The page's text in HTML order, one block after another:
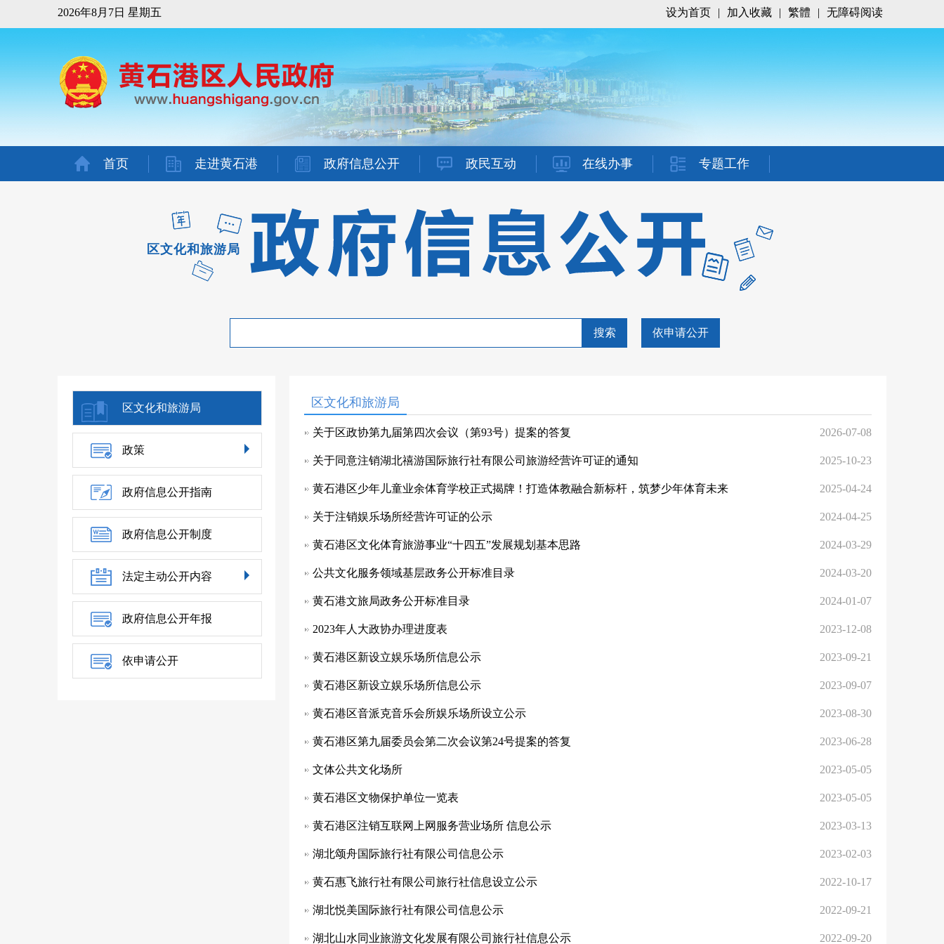
2026年8月7日 星期五 设为首页 | 加入收藏 | 繁體 | 无障碍阅读
首页 走进黄石港 政府信息公开 政民互动 在线办事 专题工作
区文化和旅游局
搜索 依申请公开
区文化和旅游局
政策
政府信息公开指南
政府信息公开制度
法定主动公开内容
政府信息公开年报
依申请公开
区文化和旅游局
关于区政协第九届第四次会议（第93号）提案的答复 2026-07-08
关于同意注销湖北禧游国际旅行社有限公司旅游经营许可证的通知 2025-10-23
黄石港区少年儿童业余体育学校正式揭牌！打造体教融合新标杆，筑梦少年体育未来 2025-04-24
关于注销娱乐场所经营许可证的公示 2024-04-25
黄石港区文化体育旅游事业“十四五”发展规划基本思路 2024-03-29
公共文化服务领域基层政务公开标准目录 2024-03-20
黄石港文旅局政务公开标准目录 2024-01-07
2023年人大政协办理进度表 2023-12-08
黄石港区新设立娱乐场所信息公示 2023-09-21
黄石港区新设立娱乐场所信息公示 2023-09-07
黄石港区音派克音乐会所娱乐场所设立公示 2023-08-30
黄石港区第九届委员会第二次会议第24号提案的答复 2023-06-28
文体公共文化场所 2023-05-05
黄石港区文物保护单位一览表 2023-05-05
黄石港区注销互联网上网服务营业场所 信息公示 2023-03-13
湖北颂舟国际旅行社有限公司信息公示 2023-02-03
黄石惠飞旅行社有限公司旅行社信息设立公示 2022-10-17
湖北悦美国际旅行社有限公司信息公示 2022-09-21
湖北山水同业旅游文化发展有限公司旅行社信息公示 2022-09-20